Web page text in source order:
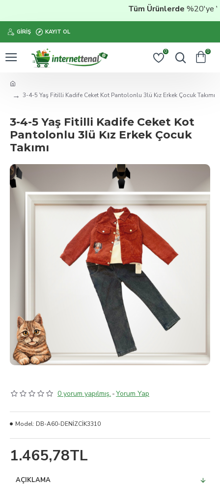
Tüm Ürünlerde%20'ye
GIRIŞ KAYIT OL
0 0
3-4-5 Yaş Fitilli Kadife Ceket Kot Pantolonlu 3lü Kız Erkek Çocuk Takımı
3-4-5 Yaş Fitilli Kadife Ceket Kot
Pantolonlu 3lü Kız Erkek Çocuk
Takımı
0 yorum yapılmış. -Yorum Yap
1.465,78TL
Model: DB-A60-DENİZCİK3310
AÇIKLAMA